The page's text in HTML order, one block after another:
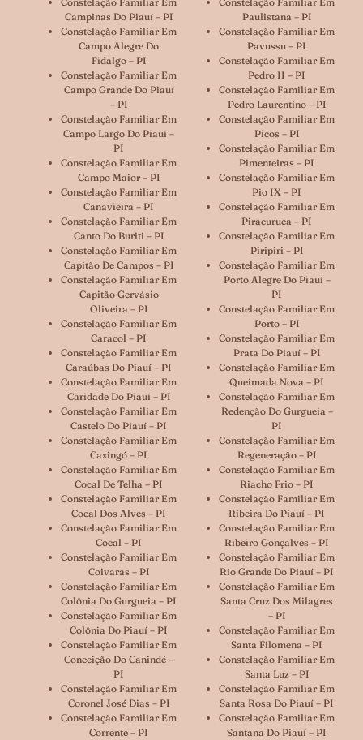
Campinas Do Piauí – PI
Constelação Familiar Em
Campo Alegre Do
Fidalgo – PI
Constelação Familiar Em
Campo Grande Do Piauí
– PI
Constelação Familiar Em
Campo Largo Do Piauí –
PI
Constelação Familiar Em
Campo Maior – PI
Constelação Familiar Em
Canavieira – PI
Constelação Familiar Em
Canto Do Buriti – PI
Constelação Familiar Em
Capitão De Campos – PI
Constelação Familiar Em
Capitão Gervásio
Oliveira – PI
Constelação Familiar Em
Caracol – PI
Constelação Familiar Em
Caraúbas Do Piauí – PI
Constelação Familiar Em
Caridade Do Piauí – PI
Constelação Familiar Em
Castelo Do Piauí – PI
Constelação Familiar Em
Caxingó – PI
Constelação Familiar Em
Cocal De Telha – PI
Constelação Familiar Em
Cocal Dos Alves – PI
Constelação Familiar Em
Cocal – PI
Constelação Familiar Em
Coivaras – PI
Constelação Familiar Em
Colônia Do Gurgueia – PI
Constelação Familiar Em
Colônia Do Piauí – PI
Constelação Familiar Em
Conceição Do Canindé –
PI
Constelação Familiar Em
Coronel José Dias – PI
Constelação Familiar Em
Corrente – PI
Paulistana – PI
Constelação Familiar Em
Pavussu – PI
Constelação Familiar Em
Pedro II – PI
Constelação Familiar Em
Pedro Laurentino – PI
Constelação Familiar Em
Picos – PI
Constelação Familiar Em
Pimenteiras – PI
Constelação Familiar Em
Pio IX – PI
Constelação Familiar Em
Piracuruca – PI
Constelação Familiar Em
Piripiri – PI
Constelação Familiar Em
Porto Alegre Do Piauí –
PI
Constelação Familiar Em
Porto – PI
Constelação Familiar Em
Prata Do Piauí – PI
Constelação Familiar Em
Queimada Nova – PI
Constelação Familiar Em
Redenção Do Gurgueia –
PI
Constelação Familiar Em
Regeneração – PI
Constelação Familiar Em
Riacho Frio – PI
Constelação Familiar Em
Ribeira Do Piauí – PI
Constelação Familiar Em
Ribeiro Gonçalves – PI
Constelação Familiar Em
Rio Grande Do Piauí – PI
Constelação Familiar Em
Santa Cruz Dos Milagres
– PI
Constelação Familiar Em
Santa Filomena – PI
Constelação Familiar Em
Santa Luz – PI
Constelação Familiar Em
Santa Rosa Do Piauí – PI
Constelação Familiar Em
Santana Do Piauí – PI